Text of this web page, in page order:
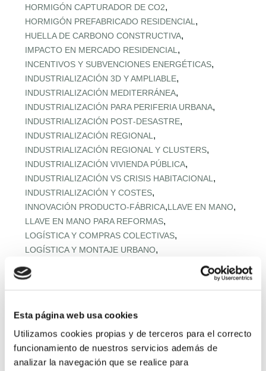
Esta página web usa cookies
Utilizamos cookies propias y de terceros para el correcto
funcionamiento de nuestros servicios además de
analizar la navegación que se realice para
HORMIGÓN CAPTURADOR DE CO2,
HORMIGÓN PREFABRICADO RESIDENCIAL ,
HUELLA DE CARBONO CONSTRUCTIVA,
IMPACTO EN MERCADO RESIDENCIAL ,
INCENTIVOS Y SUBVENCIONES ENERGÉTICAS,
INDUSTRIALIZACIÓN 3D Y AMPLIABLE,
INDUSTRIALIZACIÓN MEDITERRÁNEA,
INDUSTRIALIZACIÓN PARA PERIFERIA URBANA,
INDUSTRIALIZACIÓN POST‑DESASTRE,
INDUSTRIALIZACIÓN REGIONAL ,
INDUSTRIALIZACIÓN REGIONAL Y CLUSTERS,
INDUSTRIALIZACIÓN VIVIENDA PÚBLICA,
INDUSTRIALIZACIÓN VS CRISIS HABITACIONAL ,
INDUSTRIALIZACIÓN Y COSTES,
INNOVACIÓN PRODUCTO-FÁBRICA,LLAVE EN MANO,
LLAVE EN MANO PARA REFORMAS,
LOGÍSTICA Y COMPRAS COLECTIVAS,
LOGÍSTICA Y MONTAJE URBANO,
MADERA ESTRUCTURAL AVANZADA
MADERA Y HORMIGÓN BAJO CARBONO
MATERIALES BAJO CARBONO,
MATERIALES CIRCULARES EN OBRA ,
MATERIALES DE PROXIMIDAD,